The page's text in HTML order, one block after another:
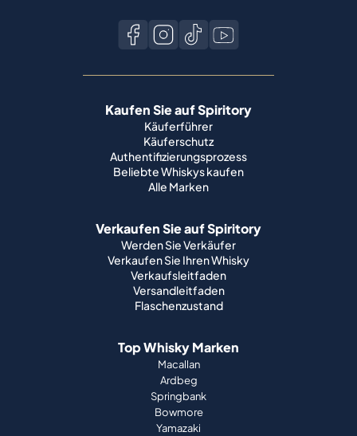
Kaufen Sie auf Spiritory
Käuferführer
Käuferschutz
Authentifizierungsprozess
Beliebte Whiskys kaufen
Alle Marken
Verkaufen Sie auf Spiritory
Werden Sie Verkäufer
Verkaufen Sie Ihren Whisky
Verkaufsleitfaden
Versandleitfaden
Flaschenzustand
Top Whisky Marken
Macallan
Ardbeg
Springbank
Bowmore
Yamazaki